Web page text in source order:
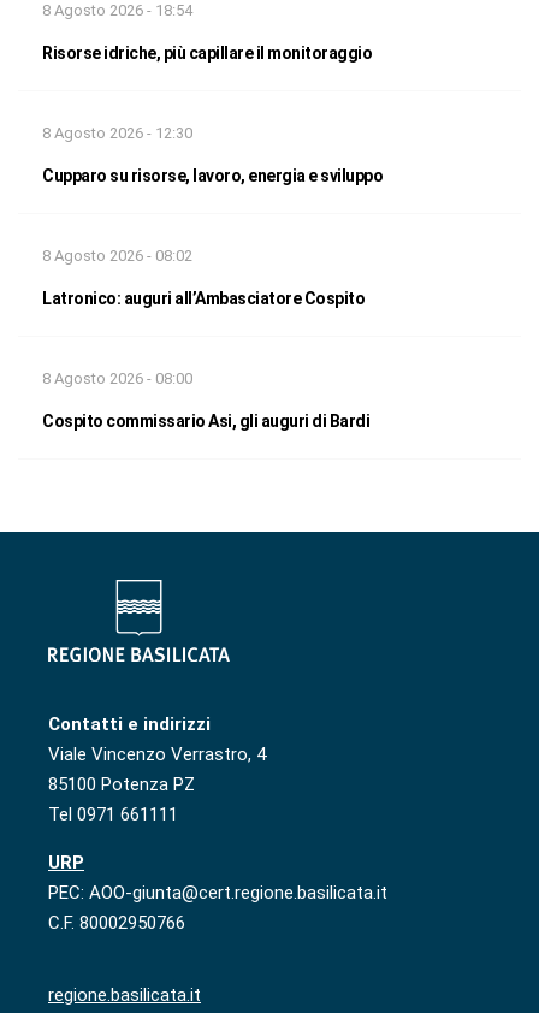
8 Agosto 2026 - 18:54
Risorse idriche, più capillare il monitoraggio
8 Agosto 2026 - 12:30
Cupparo su risorse, lavoro, energia e sviluppo
8 Agosto 2026 - 08:02
Latronico: auguri all’Ambasciatore Cospito
8 Agosto 2026 - 08:00
Cospito commissario Asi, gli auguri di Bardi
Contatti e indirizzi
Viale Vincenzo Verrastro, 4
85100 Potenza PZ
Tel 0971 661111
URP
PEC: AOO-giunta@cert.regione.basilicata.it
C.F. 80002950766
regione.basilicata.it